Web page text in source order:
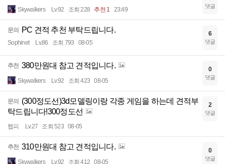
Skywalkers Lv.92 조회 228 추천 1 23:49 댓글
문의 PC 견적 추천 부탁드립니다.
Sophinet Lv.86 조회 793 08-05
6
댓글
추천 380만원대 참고 견적입니다.
Skywalkers Lv.92 조회 423 08-05
0
댓글
문의
(300정도선)3d모델링이랑 각종 게임을 하는데 견적부
탁드립니다!300정도선
햅피 Lv.27 조회 523 08-05
2
댓글
추천 310만원대 참고 견적입니다.
Skywalkers Lv.92 조회 412 08-05
0
댓글